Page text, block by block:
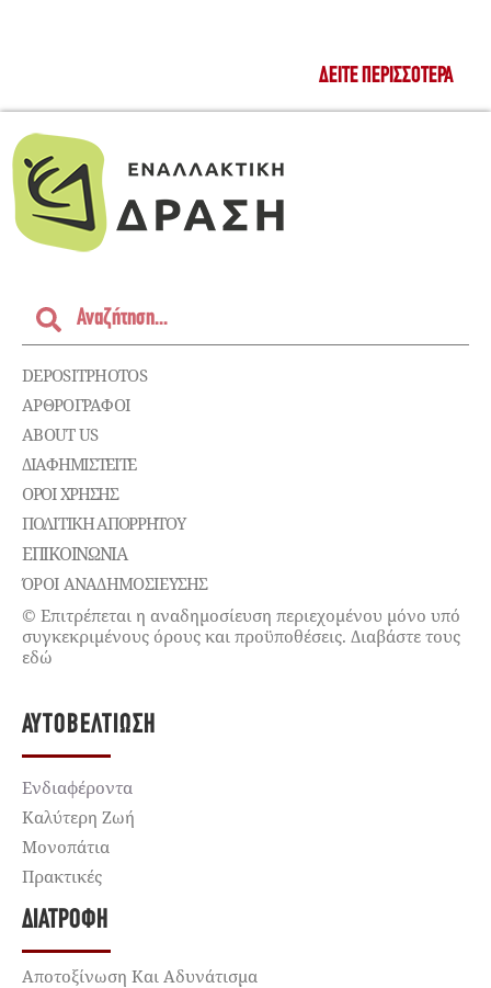
ΔΕΊΤΕ ΠΕΡΙΣΣΌΤΕΡΑ
DEPOSITPHOTOS
ΑΡΘΡΟΓΡΑΦΟΙ
ABOUT US
ΔΙΑΦΗΜΙΣΤΕΊΤΕ
ΌΡΟΙ ΧΡΉΣΗΣ
ΠΟΛΙΤΙΚΉ ΑΠΟΡΡΉΤΟΥ
ΕΠΙΚΟΙΝΩΝΊΑ
ΌΡΟΙ ΑΝΑΔΗΜΟΣΙΕΥΣΗΣ
© Επιτρέπεται η αναδημοσίευση περιεχομένου μόνο υπό
συγκεκριμένους όρους και προϋποθέσεις. Διαβάστε τους
εδώ
ΑΥΤΟΒΕΛΤΊΩΣΗ
Ενδιαφέροντα
Καλύτερη Ζωή
Μονοπάτια
Πρακτικές
ΔΙΑΤΡΟΦΉ
Αποτοξίνωση Και Αδυνάτισμα